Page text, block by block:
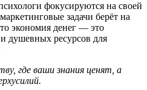
фокусируются на своей
задачи берёт на
экономия денег — это
душевных ресурсов для
где ваши знания ценят, а